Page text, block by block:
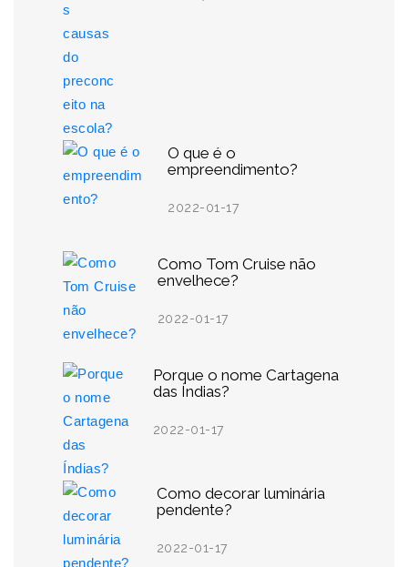
O que é o
empreendimento?
2022-01-17
Como Tom Cruise não
envelhece?
2022-01-17
Porque o nome Cartagena
das Índias?
2022-01-17
Como decorar luminária
pendente?
2022-01-17